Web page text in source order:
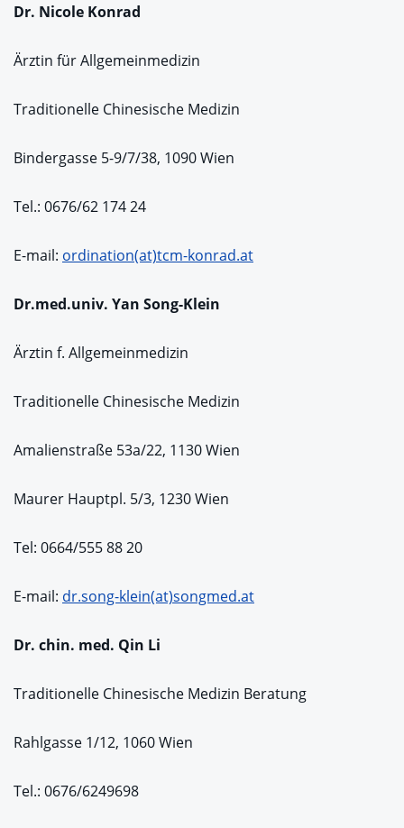
Dr. Nicole Konrad
Ärztin für Allgemeinmedizin
Traditionelle Chinesische Medizin
Bindergasse 5-9/7/38, 1090 Wien
Tel.: 0676/62 174 24
E-mail: ordination(at)tcm-konrad.at
Dr.med.univ. Yan Song-Klein
Ärztin f. Allgemeinmedizin
Traditionelle Chinesische Medizin
Amalienstraße 53a/22, 1130 Wien
Maurer Hauptpl. 5/3, 1230 Wien
Tel: 0664/555 88 20
E-mail: dr.song-klein(at)songmed.at
Dr. chin. med. Qin Li
Traditionelle Chinesische Medizin Beratung
Rahlgasse 1/12, 1060 Wien
Tel.: 0676/6249698